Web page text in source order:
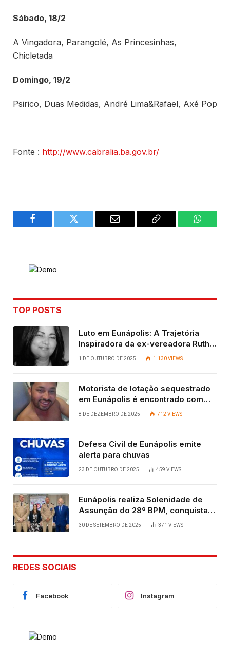
Sábado, 18/2
A Vingadora, Parangolé, As Princesinhas,
Chicletada
Domingo, 19/2
Psirico, Duas Medidas, André Lima&Rafael, Axé Pop
Fonte : http://www.cabralia.ba.gov.br/
Facebook Twitter Email
Copy
TOP POSTS
Luto em Eunápolis: A Trajetória
Inspiradora da ex-vereadora Ruth
Contadora
1 DE OUTUBRO DE 2025 1.130VIEWS
Motorista de lotação sequestrado
em Eunápolis é encontrado com
vida após quatro dias.
8 DE DEZEMBRO DE 2025 712 VIEWS
Defesa Civil de Eunápolis emite
alerta para chuvas
23 DE OUTUBRO DE 2025 459 VIEWS
Eunápolis realiza Solenidade de
Assunção do 28º BPM, conquista
viabilizada por articulação política
30 DE SETEMBRO DE 2025 371 VIEWS
REDES SOCIAIS
Facebook Instagram